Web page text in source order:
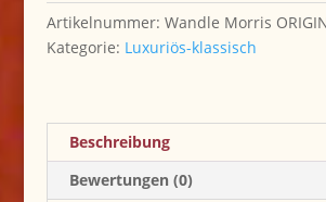
Artikelnummer: Wandle Morris
Kategorie: Luxuriös-klassisch
Beschreibung
Bewertungen (0)